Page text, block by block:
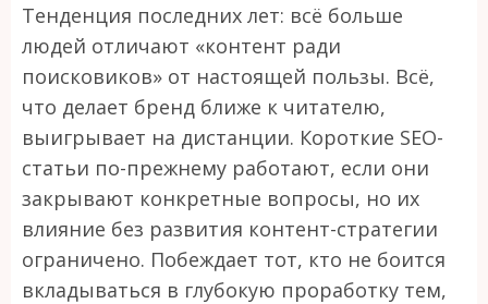
Тенденция последних лет: всё больше
людей отличают «контент ради
поисковиков» от настоящей пользы. Всё,
что делает бренд ближе к читателю,
выигрывает на дистанции. Короткие SEO-
статьи по-прежнему работают, если они
закрывают конкретные вопросы, но их
влияние без развития контент-стратегии
ограничено. Побеждает тот, кто не боится
вкладываться в глубокую проработку тем,